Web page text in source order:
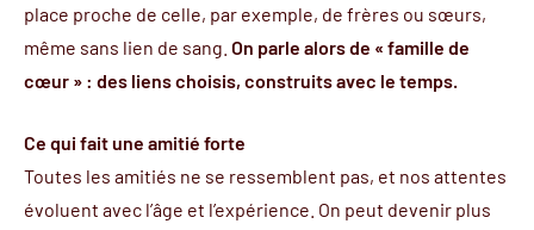
place proche de celle, par exemple, de frères ou sœurs,
même sans lien de sang. On parle alors de « famille de
cœur » : des liens choisis, construits avec le temps.
Ce qui fait une amitié forte
Toutes les amitiés ne se ressemblent pas, et nos attentes
évoluent avec l’âge et l’expérience. On peut devenir plus